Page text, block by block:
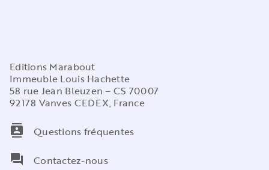
Editions Marabout
Immeuble Louis Hachette
58 rue Jean Bleuzen – CS 70007
92178 Vanves CEDEX, France
contacts
Questions fréquentes
question_answer
Contactez-nous